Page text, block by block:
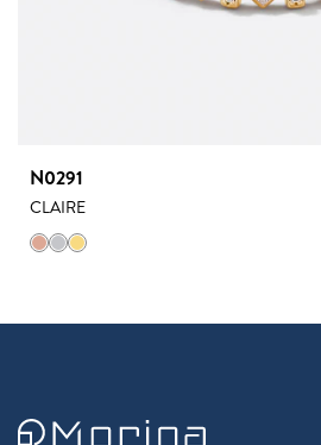
N0291
CLAIRE